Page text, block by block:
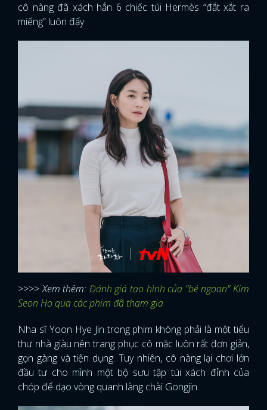
cô nàng đã xách hẳn 6 chiếc túi Hermès “đắt xắt ra
miếng” luôn đấy
>>>> Xem thêm: Đánh giá tạo hình của "bé ngoan" Kim
Seon Ho qua các phim đã tham gia
Nha sĩ Yoon Hye Jin trong phim không phải là một tiểu
thư nhà giàu nên trang phục cô mặc luôn rất đơn giản,
gọn gàng và tiện dụng. Tuy nhiên, cô nàng lại chơi lớn
đầu tư cho mình một bộ sưu tập túi xách đỉnh của
chóp để dạo vòng quanh làng chài Gongjin.